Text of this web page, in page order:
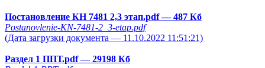
Постановление КН 7481 2,3 этап.pdf— 487 Кб
Postanovlenie-KN-7481-2_3-etap.pdf
(Дата загрузки документа — 11.10.2022 11:51:21)
Раздел 1 ППТ.pdf— 29198 Кб